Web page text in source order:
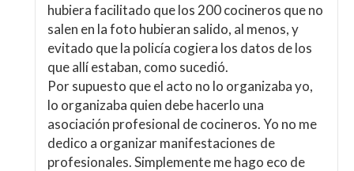
hubiera facilitado que los 200 cocineros que no
salen en la foto hubieran salido, al menos, y
evitado que la policía cogiera los datos de los
que allí estaban, como sucedió.
Por supuesto que el acto no lo organizaba yo,
lo organizaba quien debe hacerlo una
asociación profesional de cocineros. Yo no me
dedico a organizar manifestaciones de
profesionales. Simplemente me hago eco de